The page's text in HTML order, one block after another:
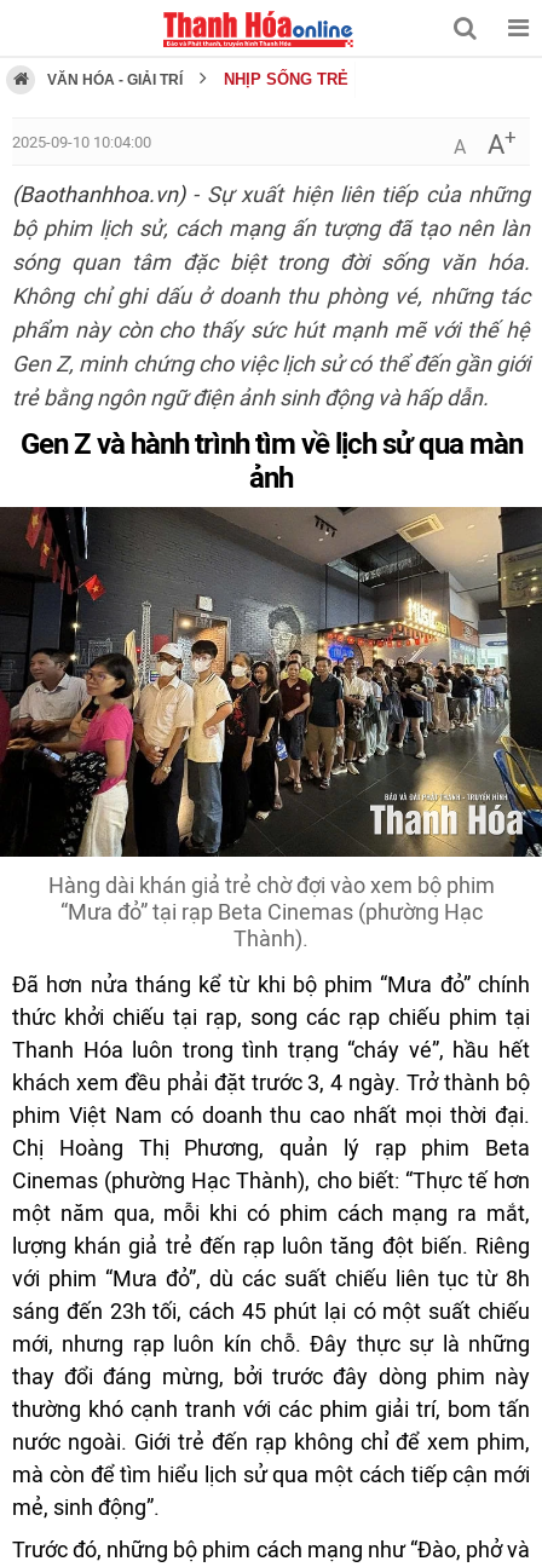
VĂN HÓA - GIẢI TRÍ NHỊP SỐNG TRẺ
2025-09-10 10:04:00 A A+
(Baothanhhoa.vn)- Sự xuất hiện liên tiếp của những
bộ phim lịch sử, cách mạng ấn tượng đã tạo nên làn
sóng quan tâm đặc biệt trong đời sống văn hóa.
Không chỉ ghi dấu ở doanh thu phòng vé, những tác
phẩm này còn cho thấy sức hút mạnh mẽ với thế hệ
Gen Z, minh chứng cho việc lịch sử có thể đến gần giới
trẻ bằng ngôn ngữ điện ảnh sinh động và hấp dẫn.
Gen Z và hành trình tìm về lịch sử qua màn
ảnh
Hàng dài khán giả trẻ chờ đợi vào xem bộ phim
“Mưa đỏ” tại rạp Beta Cinemas (phường Hạc
Thành).
Đã hơn nửa tháng kể từ khi bộ phim “Mưa đỏ” chính
thức khởi chiếu tại rạp, song các rạp chiếu phim tại
Thanh Hóa luôn trong tình trạng “cháy vé”, hầu hết
khách xem đều phải đặt trước 3, 4 ngày. Trở thành bộ
phim Việt Nam có doanh thu cao nhất mọi thời đại.
Chị Hoàng Thị Phương, quản lý rạp phim Beta
Cinemas (phường Hạc Thành), cho biết: “Thực tế hơn
một năm qua, mỗi khi có phim cách mạng ra mắt,
lượng khán giả trẻ đến rạp luôn tăng đột biến. Riêng
với phim “Mưa đỏ”, dù các suất chiếu liên tục từ 8h
sáng đến 23h tối, cách 45 phút lại có một suất chiếu
mới, nhưng rạp luôn kín chỗ. Đây thực sự là những
thay đổi đáng mừng, bởi trước đây dòng phim này
thường khó cạnh tranh với các phim giải trí, bom tấn
nước ngoài. Giới trẻ đến rạp không chỉ để xem phim,
mà còn để tìm hiểu lịch sử qua một cách tiếp cận mới
mẻ, sinh động”.
Trước đó, những bộ phim cách mạng như “Đào, phở và